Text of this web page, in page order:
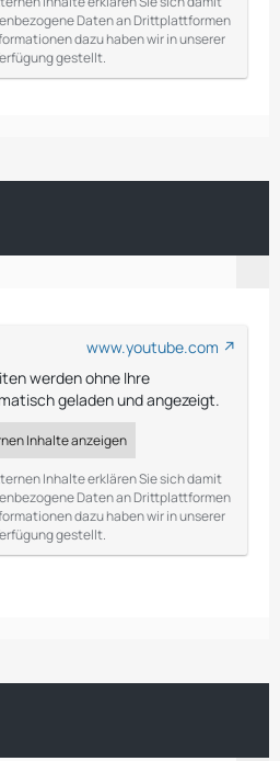
Daten an Drittplattformen
dazu haben wir in unserer
gestellt.
www.youtube.com
werden ohne Ihre
geladen und angezeigt.
Inhalte anzeigen
Inhalte erklären Sie sich damit
Daten an Drittplattformen
dazu haben wir in unserer
gestellt.